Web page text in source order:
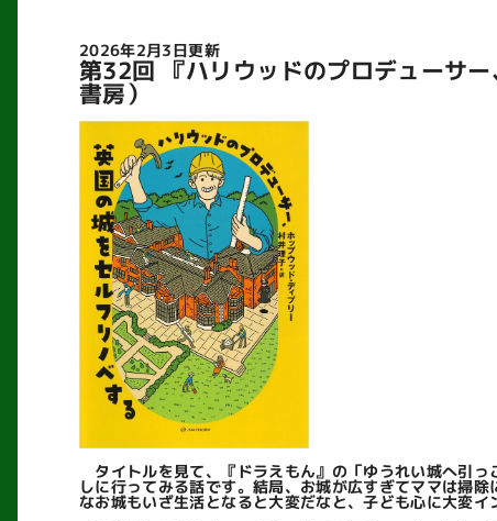
2026年2月3日更新
第32回 『ハリウッドのプロデューサ
書房）
タイトルを見て、『ドラえもん』の「ゆうれい城へ引
しに行ってみる話です。結局、お城が広すぎてママは掃
なお城もいざ生活となると大変だなと、子ども心に大変